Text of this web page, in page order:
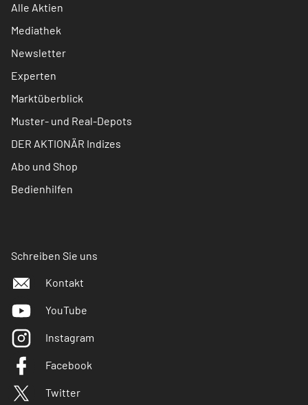
Alle Aktien
Mediathek
Newsletter
Experten
Marktüberblick
Muster- und Real-Depots
DER AKTIONÄR Indizes
Abo und Shop
Bedienhilfen
Schreiben Sie uns
Kontakt
YouTube
Instagram
Facebook
Twitter